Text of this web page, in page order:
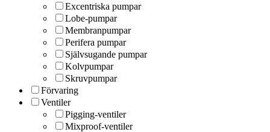
Excentriska pumpar
Lobe-pumpar
Membranpumpar
Perifera pumpar
Självsugande pumpar
Kolvpumpar
Skruvpumpar
Förvaring
Ventiler
Pigging-ventiler
Mixproof-ventiler